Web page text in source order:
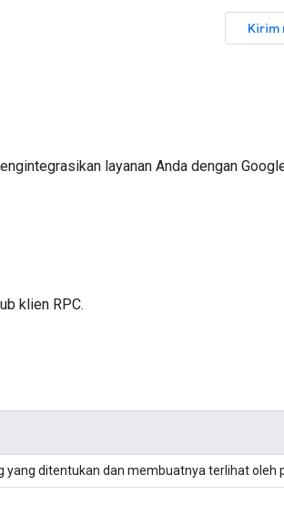
Kirim
layanan Anda dengan
klien RPC.
yang ditentukan dan membuatnya terlihat oleh